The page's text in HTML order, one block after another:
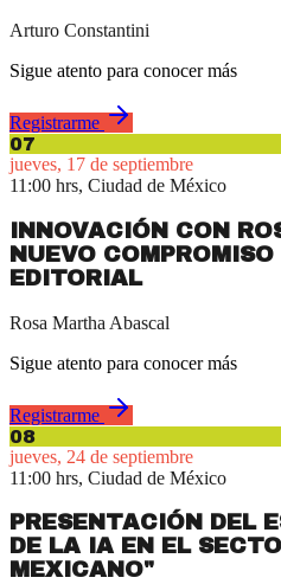
Arturo Constantini
Sigue atento para conocer más
Registrarme
07
jueves, 17 de septiembre
11:00 hrs, Ciudad de México
INNOVACIÓN CON
NUEVO
EDITORIAL
Rosa Martha Abascal
Sigue atento para conocer más
Registrarme
08
jueves, 24 de septiembre
11:00 hrs, Ciudad de México
PRESENTACIÓN DEL
DE LA IA EN EL
MEXICANO"